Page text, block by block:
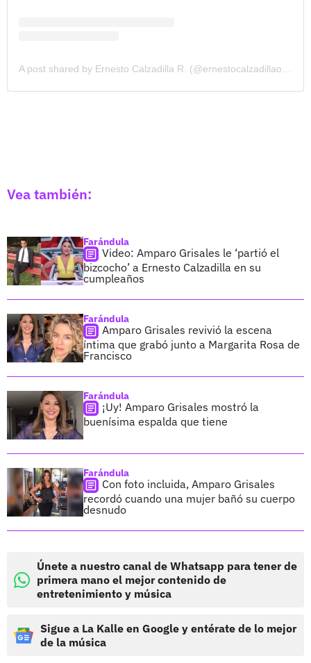
Vea también:
Farándula
Video: Amparo Grisales le ‘partió el
bizcocho’ a Ernesto Calzadilla en su
cumpleaños
Farándula
Amparo Grisales revivió la escena
íntima que grabó junto a Margarita Rosa de
Francisco
Farándula
¡Uy! Amparo Grisales mostró la
buenísima espalda que tiene
Farándula
Con foto incluida, Amparo Grisales
recordó cuando una mujer bañó su cuerpo
desnudo
Únete a nuestro canal de Whatsapp para tener de
primera mano el mejor contenido de
entretenimiento y música
Sigue a La Kalle en Google y entérate de lo mejor
de la música